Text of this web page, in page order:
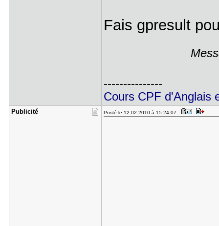
Fais gpresult
---------------
Cours CPF d'Anglais
Publicité Posté le 12-02-2010 à 15:24:07